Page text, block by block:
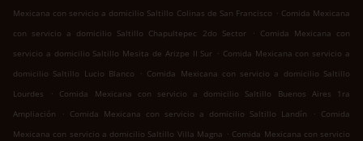
Mexicana con servicio a domicilio Saltillo Colinas de San Francisco . Comida Mexicana
con servicio a domicilio Saltillo Chapultepec 2do Sector
. Comida Mexicana con
servicio a domicilio Saltillo Mesita de Arizpe II Sur . Comida Mexicana con servicio a
domicilio Saltillo Lucio Blanco
. Comida Mexicana con servicio a domicilio Saltillo
Lourdes
.
Comida Mexicana con servicio a domicilio Saltillo Buenos Aires 1ra
Ampliación
. Comida Mexicana con servicio a domicilio Saltillo Landín . Comida
Mexicana con servicio a domicilio Saltillo Villa Magna . Comida Mexicana con servicio